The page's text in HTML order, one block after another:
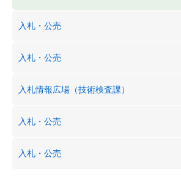
入札・公売
入札・公売
入札情報広場（技術検査課）
入札・公売
入札・公売